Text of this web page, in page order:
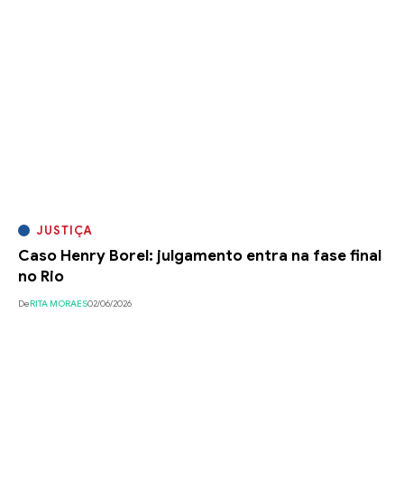
JUSTIÇA
Caso Henry Borel: julgamento entra na fase final
no Rio
DeRITA MORAES02/06/2026